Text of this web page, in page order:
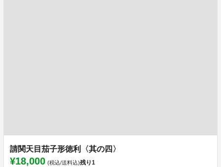
請関天目茄子形徳利〈其の四〉
¥18,000 (税込/送料込)残り1